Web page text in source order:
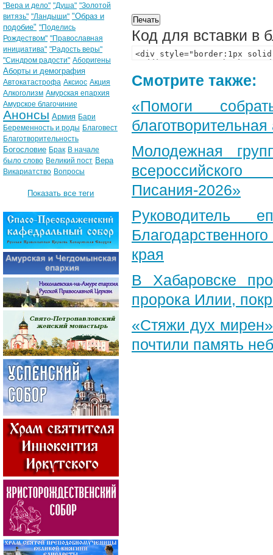
Код для вставки в
Смотрите также:
«Помоги
Молодежная
Писания-2026»
Руководитель
края
В Хабаровске
пророка Илии,
«Стяжи дух
почтили память
"Вера и дело" "Душа" "Золотой
витязь" "Ландыши" "Образ и
подобие" "Поделись
Рождеством" "Православная
инициатива" "Радость веры"
"Синдром радости" Аборигены
Аборты и демография
Автокатастрофа Аксиос Акция
Алкоголизм Амурская епархия
Амурское благочиние
Анонсы Армия Бари
Беременность и роды Благовест
Благотворительность
Богословие Брак В начале
было слово Великий пост Вера
Викариатство Вопросы
Показать все теги